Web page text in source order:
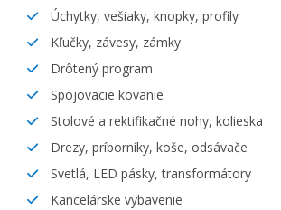
Úchytky, vešiaky, knopky, profily
Kľučky, závesy, zámky
Drôtený program
Spojovacie kovanie
Stolové a rektifikačné nohy, kolieska
Drezy, príborníky, koše, odsávače
Svetlá, LED pásky, transformátory
Kancelárske vybavenie